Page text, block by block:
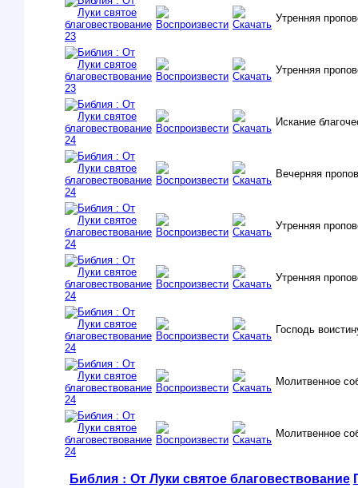
Утренняя
Утренняя
Искание
Вечерняя
Утренняя
Утренняя
Господь
Молитвенное
Молитвенное
Библия : От Луки святое благовествование